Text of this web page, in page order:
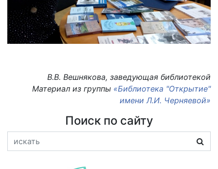
В.В. Вешнякова, заведующая библиотекой
Материал из группы «Библиотека "Открытие"
имени Л.И. Черняевой»
Поиск по сайту